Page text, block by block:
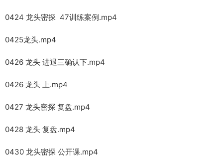
0424 龙头密探 47训练案例.mp4
0425龙头.mp4
0426 龙头 进退三确认下.mp4
0426 龙头 上.mp4
0427 龙头密探 复盘.mp4
0428 龙头 复盘.mp4
0430 龙头密探 公开课.mp4